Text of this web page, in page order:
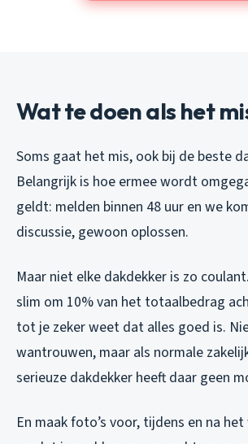
Wat te doen als het
Soms gaat het mis, ook bij de beste
Belangrijk is hoe ermee wordt
geldt: melden binnen 48 uur en we
discussie, gewoon oplossen.
Maar niet elke dakdekker is zo
slim om 10% van het totaalbedrag
tot je zeker weet dat alles goed is.
wantrouwen, maar als normale
serieuze dakdekker heeft daar geen
En maak foto’s voor, tijdens en na